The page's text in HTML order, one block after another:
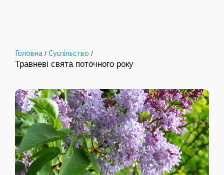
Головна / Суспільство /
Травневі свята поточного року